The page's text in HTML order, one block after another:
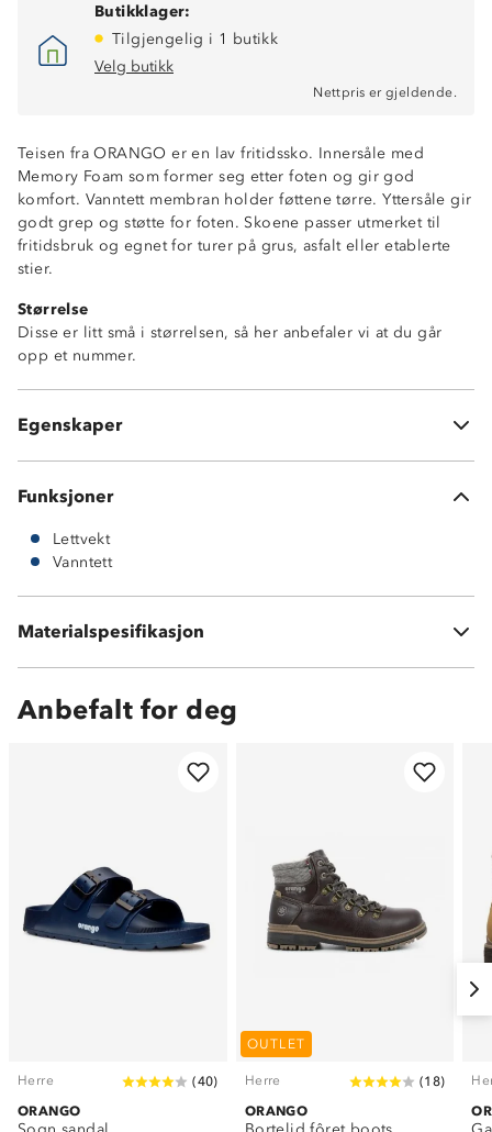
Butikklager:
Tilgjengelig i 1 butikk
Velg butikk
Nettpris er gjeldende.
Teisen fra ORANGO er en lav fritidssko. Innersåle med
Memory Foam som former seg etter foten og gir god
komfort. Vanntett membran holder føttene tørre. Yttersåle gir
godt grep og støtte for foten. Skoene passer utmerket til
fritidsbruk og egnet for turer på grus, asfalt eller etablerte
stier.
Størrelse
Disse er litt små i størrelsen, så her anbefaler vi at du går
opp et nummer.
Egenskaper
Lettvekt
Funksjoner
Lettvekt
Vanntett
Materialspesifikasjon
Tåler ikke maskinvask
Anbefalt for deg
Herre (40)
ORANGO
OUTLET
Herre (18)
ORANGO